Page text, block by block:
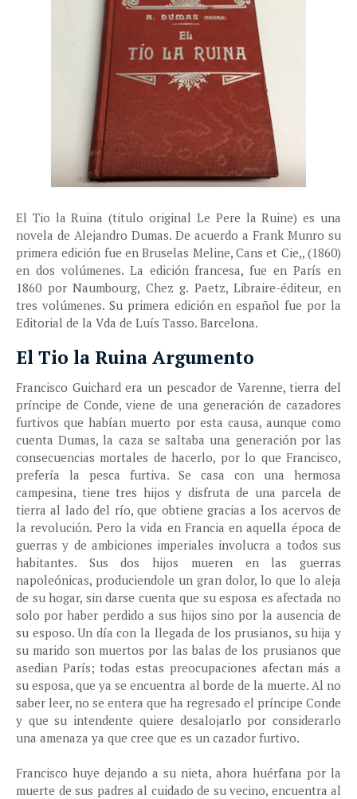
El Tio la Ruina (titulo original Le Pere la Ruine) es una
novela de Alejandro Dumas. De acuerdo a Frank Munro su
primera edición fue en Bruselas Meline, Cans et Cie,, (1860)
en dos volúmenes. La edición francesa, fue en París en
1860 por Naumbourg, Chez g. Paetz, Libraire-éditeur, en
tres volúmenes. Su primera edición en español fue por la
Editorial de la Vda de Luís Tasso. Barcelona.
El Tio la Ruina Argumento
Francisco Guichard era un pescador de Varenne, tierra del
príncipe de Conde, viene de una generación de cazadores
furtivos que habían muerto por esta causa, aunque como
cuenta Dumas, la caza se saltaba una generación por las
consecuencias mortales de hacerlo, por lo que Francisco,
prefería la pesca furtiva. Se casa con una hermosa
campesina, tiene tres hijos y disfruta de una parcela de
tierra al lado del río, que obtiene gracias a los acervos de
la revolución. Pero la vida en Francia en aquella época de
guerras y de ambiciones imperiales involucra a todos sus
habitantes. Sus dos hijos mueren en las guerras
napoleónicas, produciendole un gran dolor, lo que lo aleja
de su hogar, sin darse cuenta que su esposa es afectada no
solo por haber perdido a sus hijos sino por la ausencia de
su esposo. Un día con la llegada de los prusianos, su hija y
su marido son muertos por las balas de los prusianos que
asedian París; todas estas preocupaciones afectan más a
su esposa, que ya se encuentra al borde de la muerte. Al no
saber leer, no se entera que ha regresado el príncipe Conde
y que su intendente quiere desalojarlo por considerarlo
una amenaza ya que cree que es un cazador furtivo.
Francisco huye dejando a su nieta, ahora huérfana por la
muerte de sus padres al cuidado de su vecino, encuentra al